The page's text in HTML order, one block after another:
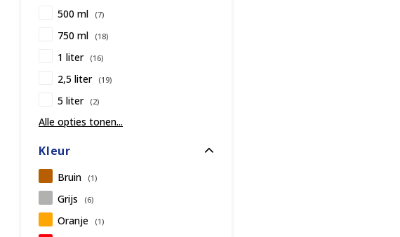
500 ml (7)
750 ml (18)
1 liter (16)
2,5 liter (19)
5 liter (2)
Alle opties tonen...
Kleur
Bruin (1)
Grijs (6)
Oranje (1)